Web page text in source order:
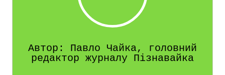
Автор: Павло Чайка, головний
редактор журналу Пізнавайка